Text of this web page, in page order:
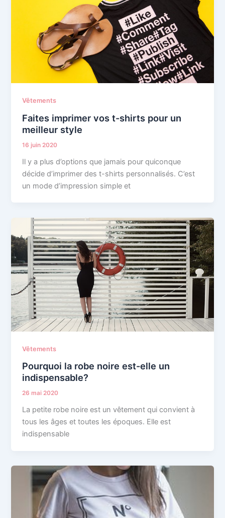
Vêtements
Faites imprimer vos t-shirts pour un
meilleur style
16 juin 2020
Il y a plus d’options que jamais pour quiconque
décide d’imprimer des t-shirts personnalisés. C’est
un mode d’impression simple et
Vêtements
Pourquoi la robe noire est-elle un
indispensable?
26 mai 2020
La petite robe noire est un vêtement qui convient à
tous les âges et toutes les époques. Elle est
indispensable